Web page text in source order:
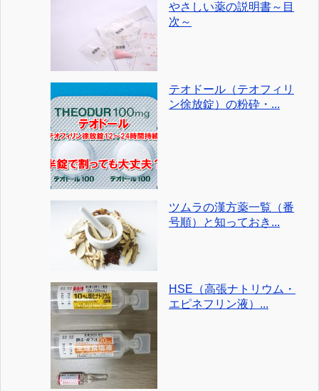
やさしい薬の説明書～目
次～
テオドール（テオフィリ
ン徐放錠）の粉砕・...
ツムラの漢方薬一覧（番
号順）と知っておき...
HSE（高張ナトリウム・
エピネフリン液）...